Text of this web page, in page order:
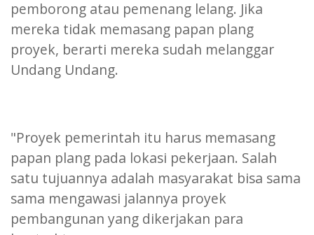
pemborong atau pemenang lelang. Jika
mereka tidak memasang papan plang
proyek, berarti mereka sudah melanggar
Undang Undang.
"Proyek pemerintah itu harus memasang
papan plang pada lokasi pekerjaan. Salah
satu tujuannya adalah masyarakat bisa sama
sama mengawasi jalannya proyek
pembangunan yang dikerjakan para